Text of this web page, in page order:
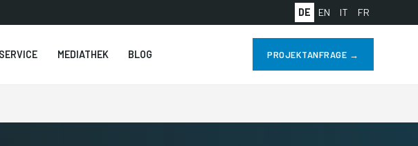
DE EN IT FR
SERVICE MEDIATHEK BLOG PROJEKTANFRAGE →